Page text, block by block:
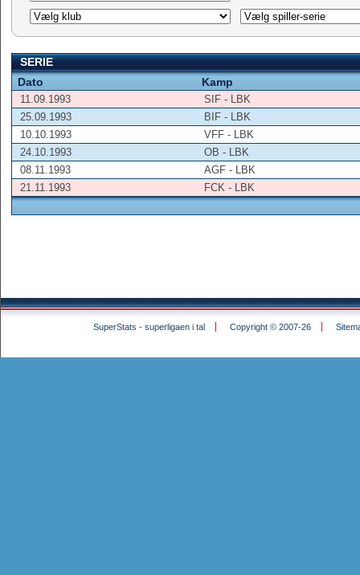
SERIE
Dato
Kamp
11.09.1993
SIF - LBK
25.09.1993
BIF - LBK
10.10.1993
VFF - LBK
24.10.1993
OB - LBK
08.11.1993
AGF - LBK
21.11.1993
FCK - LBK
SuperStats - superligaen i tal Copyright © 2007-26